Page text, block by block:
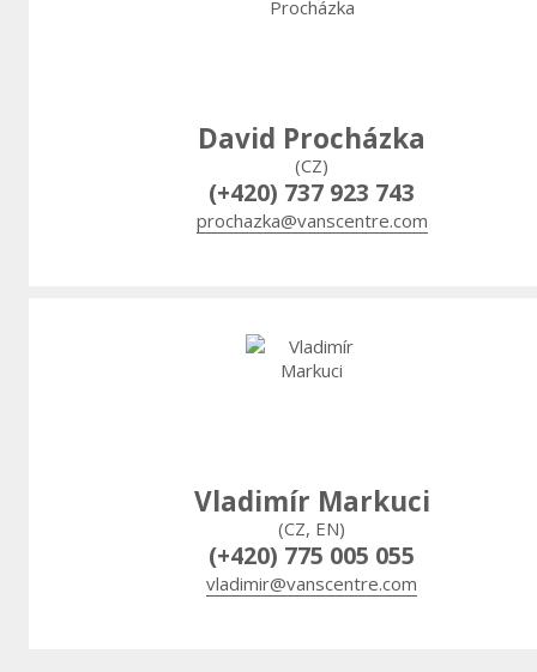
David Procházka
(CZ)
(+420) 737 923 743
prochazka@vanscentre.com
Vladimír Markuci
(CZ, EN)
(+420) 775 005 055
vladimir@vanscentre.com